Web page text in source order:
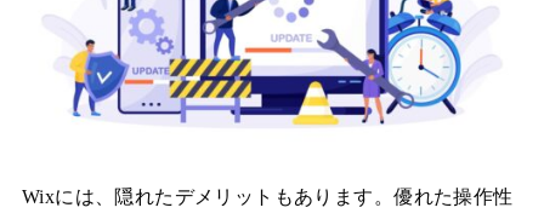
Wixには、隠れたデメリットもあります。優れた操作性